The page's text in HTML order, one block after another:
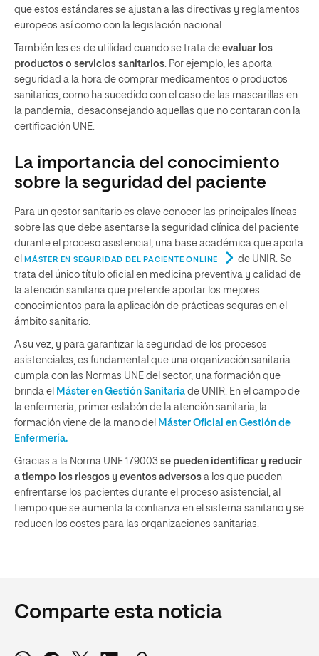
que estos estándares se ajustan a las directivas y reglamentos
europeos así como con la legislación nacional.
También les es de utilidad cuando se trata de evaluar los
productos o servicios sanitarios . Por ejemplo, les aporta
seguridad a la hora de comprar medicamentos o productos
sanitarios, como ha sucedido con el caso de las mascarillas en
la pandemia, desaconsejando aquellas que no contaran con la
certificación UNE.
La importancia del conocimiento
sobre la seguridad del paciente
Para un gestor sanitario es clave conocer las principales líneas
sobre las que debe asentarse la seguridad clínica del paciente
durante el proceso asistencial, una base académica que aporta
el
MÁSTER EN SEGURIDAD DEL PACIENTE ONLINE
de UNIR. Se
trata del único título oficial en medicina preventiva y calidad de
la atención sanitaria que pretende aportar los mejores
conocimientos para la aplicación de prácticas seguras en el
ámbito sanitario.
A su vez, y para garantizar la seguridad de los procesos
asistenciales, es fundamental que una organización sanitaria
cumpla con las Normas UNE del sector, una formación que
brinda el Máster en Gestión Sanitaria de UNIR. En el campo de
la enfermería, primer eslabón de la atención sanitaria, la
formación viene de la mano del Máster Oficial en Gestión de
Enfermería.
Gracias a la Norma UNE 179003 se pueden identificar y reducir
a tiempo los riesgos y eventos adversos a los que pueden
enfrentarse los pacientes durante el proceso asistencial, al
tiempo que se aumenta la confianza en el sistema sanitario y se
reducen los costes para las organizaciones sanitarias.
Comparte esta noticia